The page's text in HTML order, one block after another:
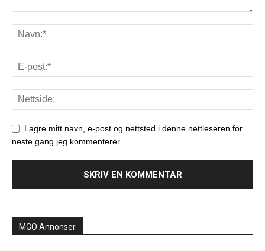
Lagre mitt navn, e-post og nettsted i denne nettleseren for
neste gang jeg kommenterer.
MGO Annonser